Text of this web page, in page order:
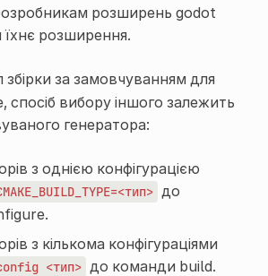
розширень godot
розширення.
за замовчуванням для
спосіб вибору іншого залежить
генератора:
з однією конфігурацією
до
з кількома конфігураціями
<тип> до команди build.